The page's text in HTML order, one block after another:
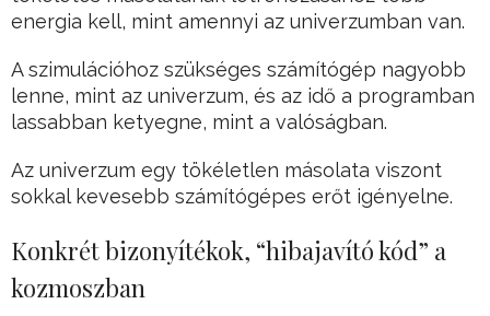
energia kell, mint amennyi az univerzumban van.
A szimulációhoz szükséges számítógép nagyobb
lenne, mint az univerzum, és az idő a programban
lassabban ketyegne, mint a valóságban.
Az univerzum egy tökéletlen másolata viszont
sokkal kevesebb számítógépes erőt igényelne.
Konkrét bizonyítékok, “hibajavító kód” a
kozmoszban